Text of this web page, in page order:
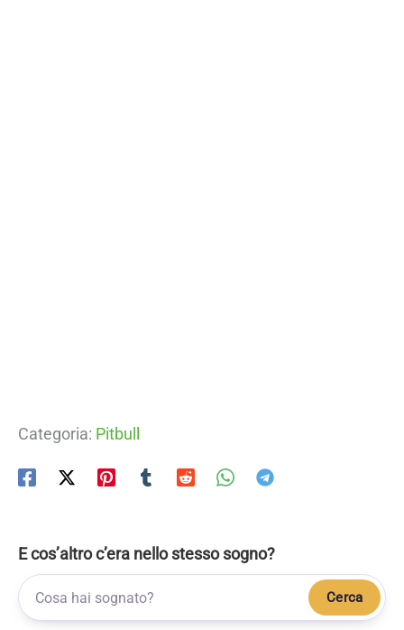
Categoria: Pitbull
E cos’altro c’era nello stesso sogno?
Cerca